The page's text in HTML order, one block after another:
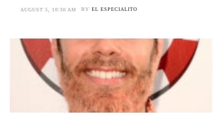
AUGUST 5, 10:30 AM BY EL ESPECIALITO